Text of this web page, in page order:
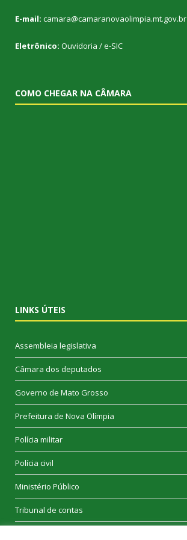
E-mail: camara@camaranovaolimpia.mt.gov.br
Eletrônico: Ouvidoria /e-SIC
COMO CHEGAR NA CÂMARA
LINKS ÚTEIS
Assembleia legislativa
Câmara dos deputados
Governo de Mato Grosso
Prefeitura de Nova Olímpia
Polícia militar
Polícia civil
Ministério Público
Tribunal de contas